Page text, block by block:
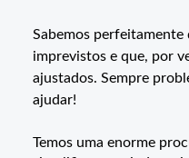
Sabemos
imprevistos e que, por
ajustados. Sempre
ajudar!
Temos uma enorme